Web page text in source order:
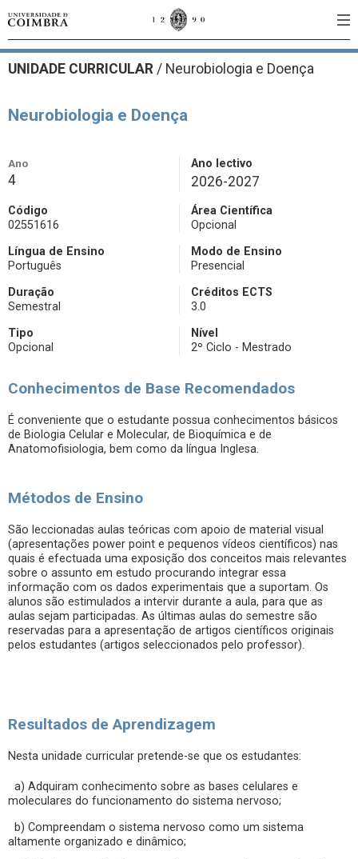
UNIDADE CURRICULAR / Neurobiologia e Doença
Neurobiologia e Doença
Ano
4
Ano lectivo
2026-2027
Código
02551616
Área Científica
Opcional
Língua de Ensino
Português
Modo de Ensino
Presencial
Duração
Semestral
Créditos ECTS
3.0
Tipo
Opcional
Nível
2º Ciclo - Mestrado
Conhecimentos de Base Recomendados
É conveniente que o estudante possua conhecimentos básicos
de Biologia Celular e Molecular, de Bioquímica e de
Anatomofisiologia, bem como da língua Inglesa.
Métodos de Ensino
São leccionadas aulas teóricas com apoio de material visual
(apresentações power point e pequenos vídeos científicos) nas
quais é efectuada uma exposição dos conceitos mais relevantes
sobre o assunto em estudo procurando integrar essa
informação com os dados experimentais que a suportam. Os
alunos são estimulados a intervir durante a aula, para que as
aulas sejam participadas. As últimas aulas do semestre são
reservadas para a apresentação de artigos científicos originais
pelos estudantes (artigos seleccionados pelo professor).
Resultados de Aprendizagem
Nesta unidade curricular pretende-se que os estudantes:
a) Adquiram conhecimento sobre as bases celulares e
moleculares do funcionamento do sistema nervoso;
b) Compreendam o sistema nervoso como um sistema
altamente organizado e dinâmico;